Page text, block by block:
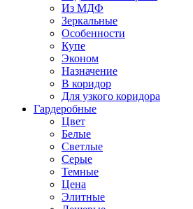
Из МДФ
Зеркальные
Особенности
Купе
Эконом
Назначение
В коридор
Для узкого коридора
Гардеробные
Цвет
Белые
Светлые
Серые
Темные
Цена
Элитные